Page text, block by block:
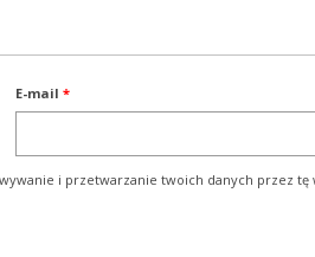
E-mail *
i przetwarzanie twoich danych przez tę